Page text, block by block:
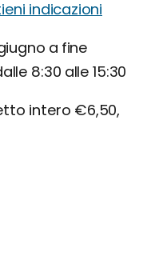
indicazioni
a fine
8:30 alle 15:30
intero €6,50,